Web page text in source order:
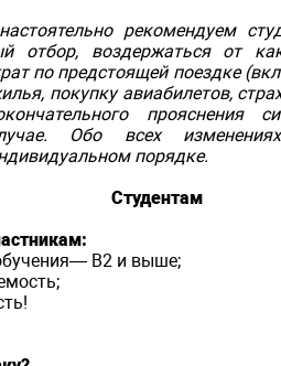
рекомендуем
отбор, воздержаться от
по предстоящей поездке
покупку авиабилетов,
прояснения
Обо всех
порядке.
Студентам
В2 и выше;